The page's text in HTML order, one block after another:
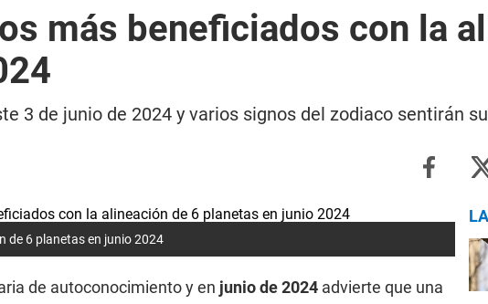
más beneficiados con la
3 de junio de 2024 y varios signos del zodiaco sentirán
de 6 planetas en junio 2024
de autoconocimiento y en junio de 2024 advierte que una